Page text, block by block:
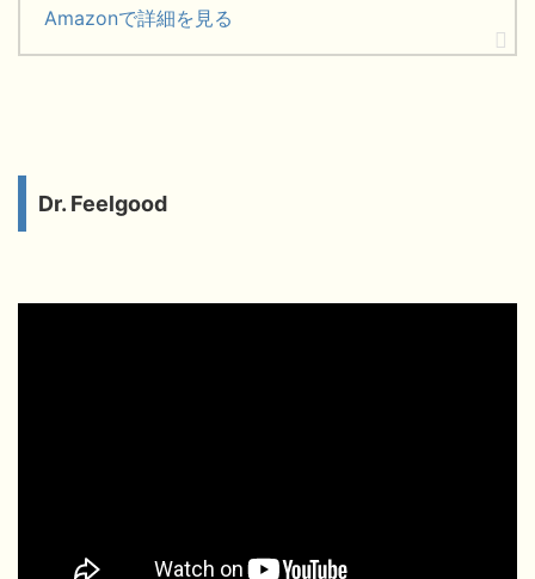
Amazonで詳細を見る
Dr. Feelgood